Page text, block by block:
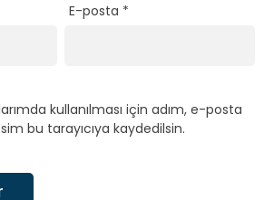
E-posta *
kullanılması için adım, e-posta
bu tarayıcıya kaydedilsin.